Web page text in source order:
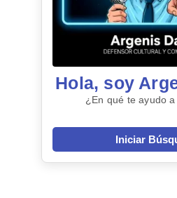
Hola, soy
¿En qué te ayudo
Iniciar